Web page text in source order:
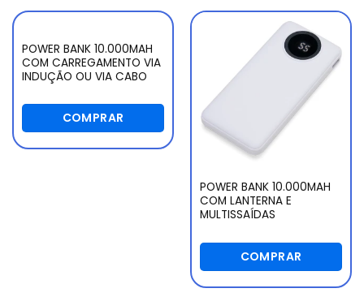
POWER BANK 10.000MAH
COM CARREGAMENTO VIA
INDUÇÃO OU VIA CABO
COMPRAR
POWER BANK 10.000MAH
COM LANTERNA E
MULTISSAÍDAS
COMPRAR